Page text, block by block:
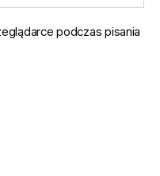
podczas pisania